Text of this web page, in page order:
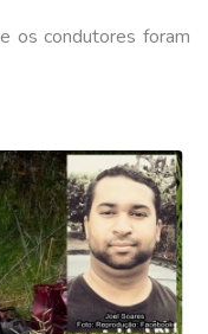
os condutores foram